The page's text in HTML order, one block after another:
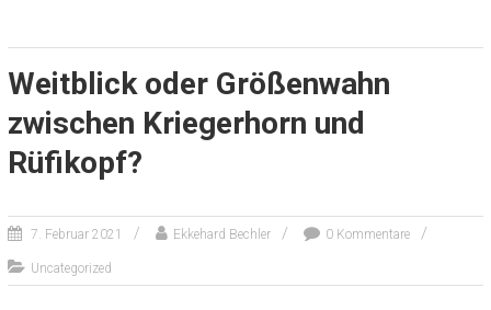
Weitblick oder Größenwahn
zwischen Kriegerhorn und
Rüfikopf?
7. Februar 2021 Ekkehard Bechler 0 Kommentare
Uncategorized